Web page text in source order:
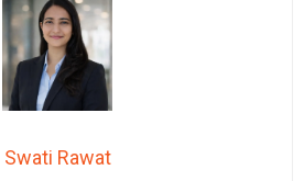
Swati Rawat